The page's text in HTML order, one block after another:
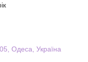
Одеса, Україна